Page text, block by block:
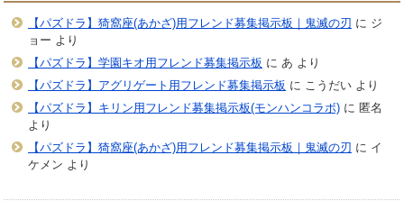
【パズドラ】猗窩座(あかざ)用フレンド募集掲示板｜鬼滅の刃 に ジ
ョー より
【パズドラ】学園キオ用フレンド募集掲示板 に あ より
【パズドラ】アグリゲート用フレンド募集掲示板 に こうだいより
【パズドラ】キリン用フレンド募集掲示板(モンハンコラボ)に 匿名
より
【パズドラ】猗窩座(あかざ)用フレンド募集掲示板｜鬼滅の刃 に イ
ケメン より